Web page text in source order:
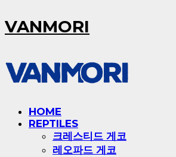
VANMORI
HOME
REPTILES
크레스티드 게코
레오파드 게코